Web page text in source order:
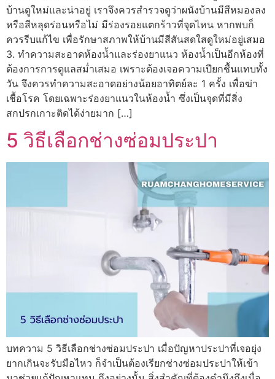
บ้านดูใหม่และน่าอยู่ เราจึงควรสำรวจดูว่าผนังบ้านมีสีหมองลง
หรือสีหลุดร่อนหรือไม่ มีร่องรอยแตกร้าวที่จุดไหน หากพบก็
ควรรีบแก้ไข เพื่อรักษาสภาพให้บ้านมีสีสันสดใสดูใหม่อยู่เสมอ
3. ทำความสะอาดห้องน้ำและร่องยาแนว ห้องน้ำเป็นอีกห้องที่
ต้องการการดูแลสม่ำเสมอ เพราะต้องเจอความเปียกชื้นแทบทั้ง
วัน จึงควรทำความสะอาดอย่างน้อยอาทิตย์ละ 1 ครั้ง เพื่อฆ่า
เชื้อโรค โดยเฉพาะร่องยาแนวในห้องน้ำ ซึ่งเป็นจุดที่มีสิ่ง
สกปรกเกาะติดได้ง่ายมาก […]
5 วิธีเลือกช่างซ่อมประปา
บทความ 5 วิธีเลือกช่างซ่อมประปา เมื่อปัญหาประปาที่เจอยุ่ง
ยากเกินจะรับมือไหว ก็จำเป็นต้องเรียกช่างซ่อมประปาให้เข้า